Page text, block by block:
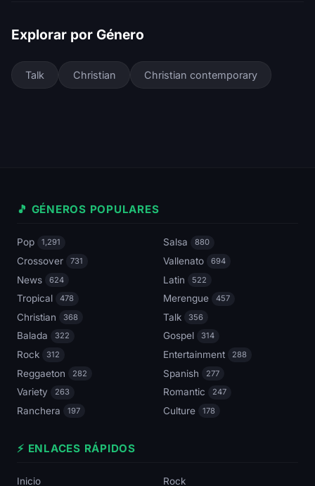
Explorar por Género
Talk Christian Christian contemporary
🎵 GÉNEROS POPULARES
Pop 1,291 Salsa 880
Crossover 731 Vallenato 694
News 624 Latin 522
Tropical 478 Merengue 457
Christian 368 Talk 356
Balada 322 Gospel 314
Rock 312 Entertainment 288
Reggaeton 282 Spanish 277
Variety 263 Romantic 247
Ranchera 197 Culture 178
⚡ ENLACES RÁPIDOS
Inicio Rock